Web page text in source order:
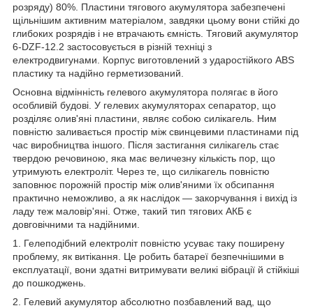
розряду) 80%. Пластини тягового акумулятора забезпечені
щільнішим активним матеріалом, завдяки цьому вони стійкі до
глибоких розрядів і не втрачають ємність. Тяговий акумулятор
6-DZF-12.2 застосовується в різній техніці з
електродвигунами. Корпус виготовлений з ударостійкого ABS
пластику та надійно герметизований.
Основна відмінність гелевого акумулятора полягає в його
особливій будові. У гелевих акумуляторах сепаратор, що
розділяє олив'яні пластини, являє собою силікагель. Ним
повністю заливається простір між свинцевими пластинами під
час виробництва іншого. Після застигання силікагель стає
твердою речовиною, яка має величезну кількість пор, що
утримують електроліт. Через те, що силікагель повністю
заповнює порожній простір між олив'яними їх обсипання
практично неможливо, а як наслідок — закорчування і вихід із
ладу теж маловір'яні. Отже, такий тип тягових АКБ є
довговічними та надійними.
1. Гелеподібний електроліт повністю усуває таку поширену
проблему, як витікання. Це робить батареї безпечнішими в
експлуатації, вони здатні витримувати великі вібрації й стійкіші
до пошкоджень.
2. Гелевий акумулятор абсолютно позбавлений вад, що